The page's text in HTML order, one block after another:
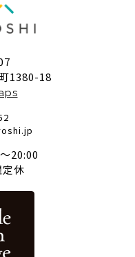
1380-18
20:00
休